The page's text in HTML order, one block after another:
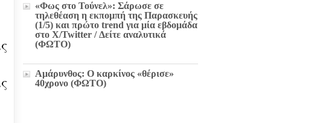
«Φως στο Τούνελ»: Σάρωσε σε
τηλεθέαση η εκπομπή της Παρασκευής
(1/5) και πρώτο trend για μία εβδομάδα
στο X/Twitter / Δείτε αναλυτικά
(ΦΩΤΟ)
Αμάρυνθος: Ο καρκίνος «θέρισε»
40χρονο (ΦΩΤΟ)